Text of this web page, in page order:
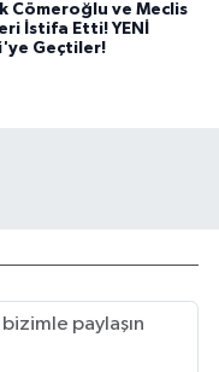
Cömeroğlu ve Meclis
İstifa Etti! YENİ
Geçtiler!